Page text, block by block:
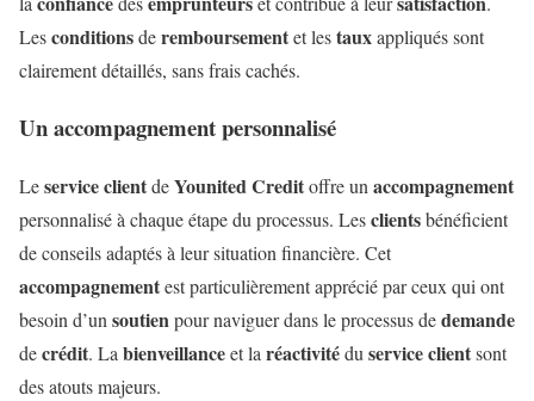
Lesconditionsderemboursementet lestauxappliqués sont
clairement détaillés, sans frais cachés.
Un accompagnement personnalisé
LeserviceclientdeYounited Creditoffre un accompagnement
personnalisé à chaque étape du processus. Lesclientsbénéficient
de conseils adaptés à leur situation financière. Cet
accompagnementest particulièrement apprécié par ceux qui ont
besoin d’un soutienpour naviguer dans le processus dedemande
decrédit. La bienveillanceet la réactivitédu serviceclientsont
des atouts majeurs.